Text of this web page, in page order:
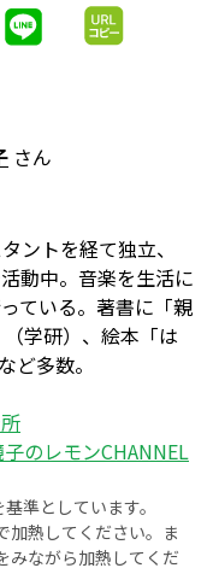
さん
ントを経て独立、
動中。音楽を生活に
ている。著書に「親
学研）、絵本「は
ど多数。
のレモンCHANNEL
準としています。
加熱してください。ま
みながら加熱してくだ